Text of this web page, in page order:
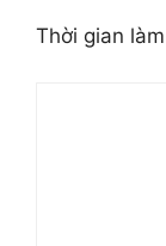
Thời gian